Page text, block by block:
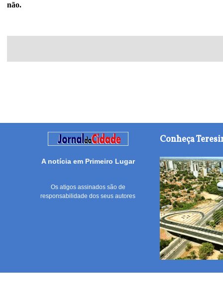
não.
A notícia em Primeiro Lugar
Os atigos assinados são de
responsabilidade dos seus autores
Conheça